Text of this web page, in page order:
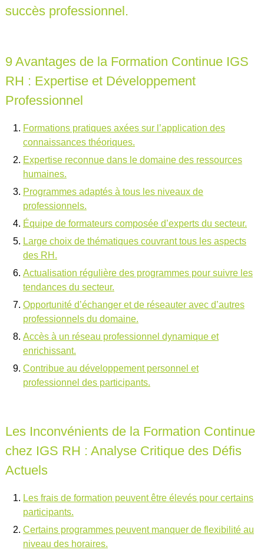
succès professionnel.
9 Avantages de la Formation Continue IGS
RH : Expertise et Développement
Professionnel
Formations pratiques axées sur l’application des
connaissances théoriques.
Expertise reconnue dans le domaine des ressources
humaines.
Programmes adaptés à tous les niveaux de
professionnels.
Équipe de formateurs composée d’experts du secteur.
Large choix de thématiques couvrant tous les aspects
des RH.
Actualisation régulière des programmes pour suivre les
tendances du secteur.
Opportunité d’échanger et de réseauter avec d’autres
professionnels du domaine.
Accès à un réseau professionnel dynamique et
enrichissant.
Contribue au développement personnel et
professionnel des participants.
Les Inconvénients de la Formation Continue
chez IGS RH : Analyse Critique des Défis
Actuels
Les frais de formation peuvent être élevés pour certains
participants.
Certains programmes peuvent manquer de flexibilité au
niveau des horaires.